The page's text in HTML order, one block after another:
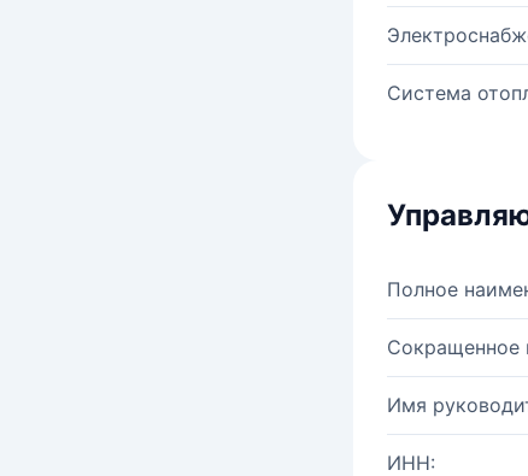
Система
Полное
Сокращенное
Имя
ИНН: